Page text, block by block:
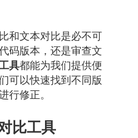
和文本对比是必不可
码版本，还是审查文
具都能为我们提供便
可以快速找到不同版
行修正。
比工具